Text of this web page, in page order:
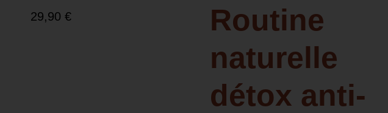
29,90 €
Routine
naturelle
détox anti-